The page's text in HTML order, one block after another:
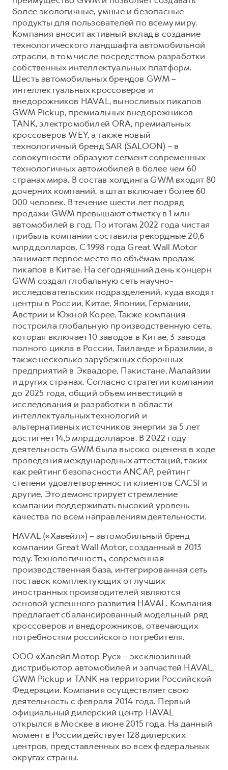
более экологичные, умные и безопасные
продукты для пользователей по всему миру.
Компания вносит активный вклад в создание
технологического ландшафта автомобильной
отрасли, в том числе посредством разработки
собственных интеллектуальных платформ.
Шесть автомобильных брендов GWM –
интеллектуальных кроссоверов и
внедорожников HAVAL, выносливых пикапов
GWM Pickup, премиальных внедорожников
TANK, электромобилей ORA, премиальных
кроссоверов WEY, а также новый
технологичный бренд SAR (SALOON) – в
совокупности образуют сегмент современных
технологичных автомобилей в более чем 60
странах мира. В состав холдинга GWM входят 80
дочерних компаний, а штат включает более 60
000 человек. В течение шести лет подряд
продажи GWM превышают отметку в 1 млн
автомобилей в год. По итогам 2022 года чистая
прибыль компании составила рекордные 20,6
млрд долларов. С 1998 года Great Wall Motor
занимает первое место по объёмам продаж
пикапов в Китае. На сегодняшний день концерн
GWM создал глобальную сеть научно-
исследовательских подразделений, куда входят
центры в России, Китае, Японии, Германии,
Австрии и Южной Корее. Также компания
построила глобальную производственную сеть,
которая включает 10 заводов в Китае, 3 завода
полного цикла в России, Таиланде и Бразилии, а
также несколько зарубежных сборочных
предприятий в Эквадоре, Пакистане, Малайзии
и других странах. Согласно стратегии компании
до 2025 года, общий объем инвестиций в
исследования и разработки в области
интеллектуальных технологий и
альтернативных источников энергии за 5 лет
достигнет 14,5 млрд долларов. В 2022 году
деятельность GWM была высоко оценена в ходе
проведения международных аттестаций, таких
как рейтинг безопасности ANCAP, рейтинг
степени удовлетворенности клиентов CACSI и
другие. Это демонстрирует стремление
компании поддерживать высокий уровень
качества по всем направлениям деятельности.
HAVAL («Хавейл») – автомобильный бренд
компании Great Wall Motor, созданный в 2013
году. Технологичность, современная
производственная база, интегрированная сеть
поставок комплектующих от лучших
иностранных производителей являются
основой успешного развития HAVAL. Компания
предлагает сбалансированный модельный ряд
кроссоверов и внедорожников, отвечающих
потребностям российского потребителя.
ООО «Хавейл Мотор Рус» – эксклюзивный
дистрибьютор автомобилей и запчастей HAVAL,
GWM Pickup и TANK на территории Российской
Федерации. Компания осуществляет свою
деятельность с февраля 2014 года. Первый
официальный дилерский центр HAVAL
открылся в Москве в июне 2015 года. На данный
момент в России действует 128 дилерских
центров, представленных во всех федеральных
округах страны.